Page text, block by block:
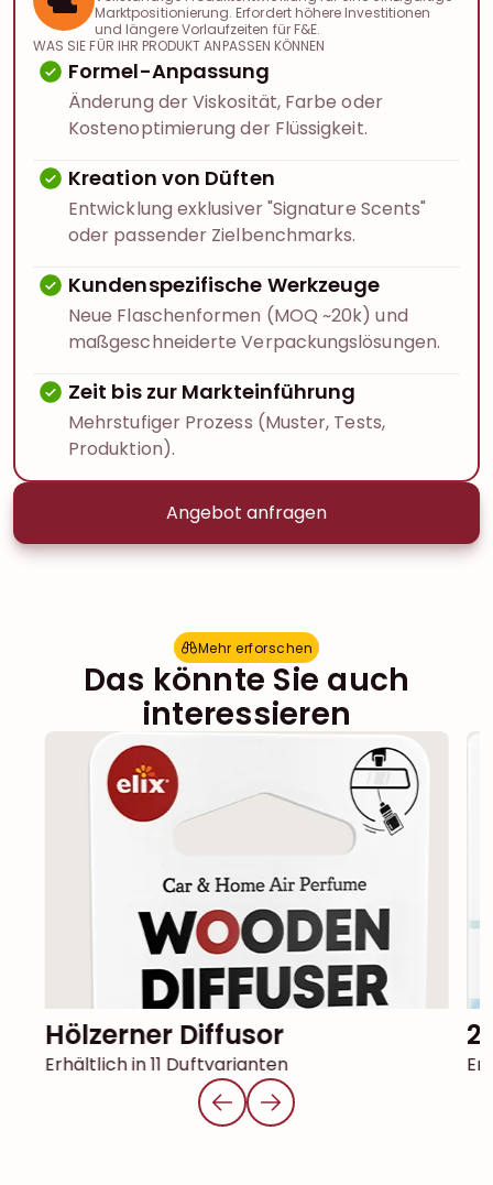
Marktpositionierung. Erfordert höhere Investitionen
und längere Vorlaufzeiten für F&E.
WAS SIE FÜR IHR PRODUKT ANPASSEN KÖNNEN
Formel-Anpassung
Änderung der Viskosität, Farbe oder
Kostenoptimierung der Flüssigkeit.
Kreation von Düften
Entwicklung exklusiver "Signature Scents"
oder passender Zielbenchmarks.
Kundenspezifische Werkzeuge
Neue Flaschenformen (MOQ ~20k) und
maßgeschneiderte Verpackungslösungen.
Zeit bis zur Markteinführung
Mehrstufiger Prozess (Muster, Tests,
Produktion).
Angebot anfragen
Mehr erforschen
Mehr erforschen
Das könnte Sie auch
interessieren
Hölzerner Diffusor
Erhältlich in 11 Duftvarianten